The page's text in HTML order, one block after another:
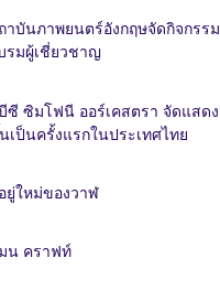
าบันภาพยนตร์อังกฤษจัดกิจกรรม
รมผู้เชี่ยวชาญ
ซี ซิมโฟนี ออร์เคสตรา จัดแสดง
เป็นครั้งแรกในประเทศไทย
ยู่ใหม่ของวาฬ
น คราฟท์